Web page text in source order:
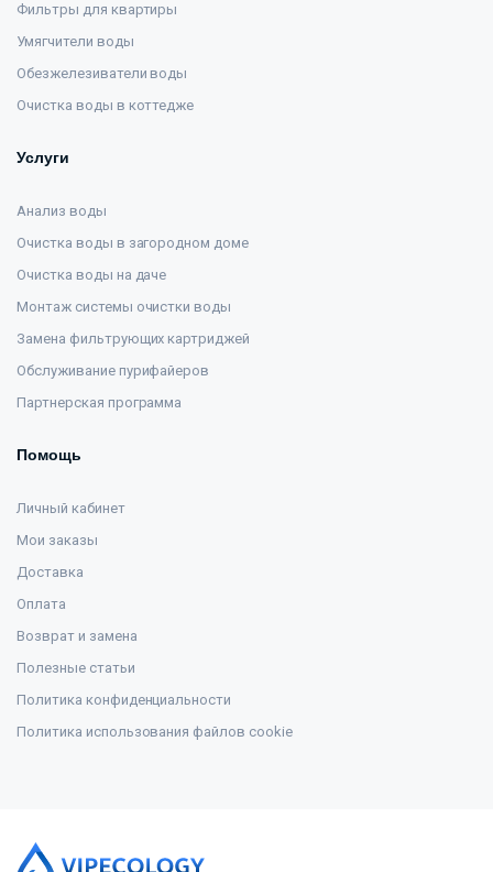
Фильтры для квартиры
Умягчители воды
Обезжелезиватели воды
Очистка воды в коттедже
Услуги
Анализ воды
Очистка воды в загородном доме
Очистка воды на даче
Монтаж системы очистки воды
Замена фильтрующих картриджей
Обслуживание пурифайеров
Партнерская программа
Помощь
Личный кабинет
Мои заказы
Доставка
Оплата
Возврат и замена
Полезные статьи
Политика конфиденциальности
Политика использования файлов cookie